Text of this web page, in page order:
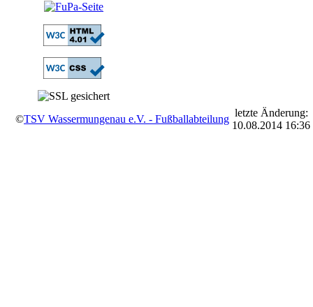
©TSV Wassermungenau e.V. - Fußballabteilung
letzte Änderung:
10.08.2014 16:36